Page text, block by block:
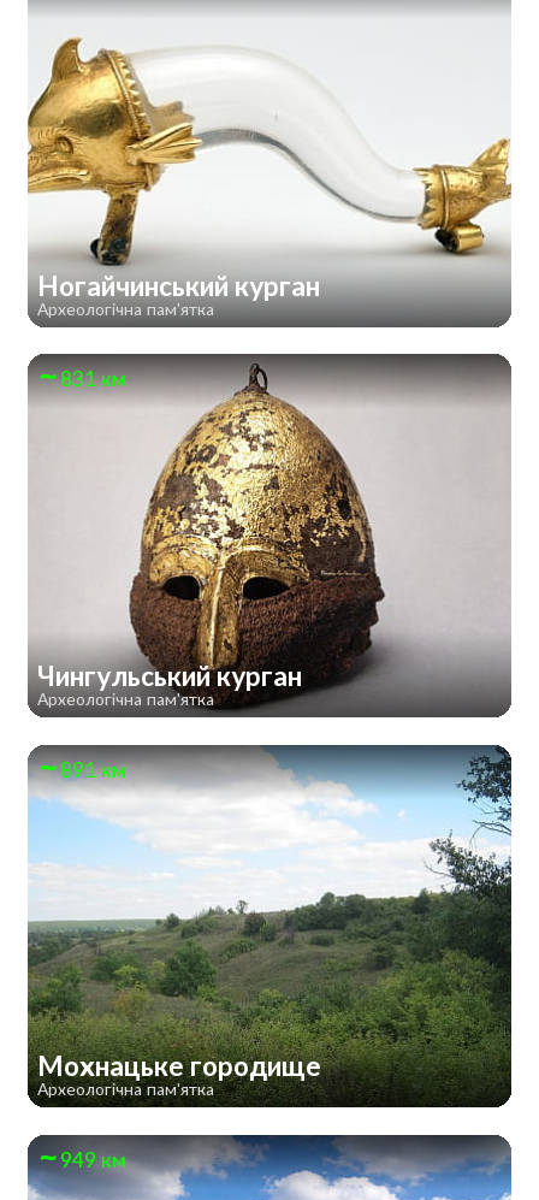
Ногайчинський курган
Археологічна пам'ятка
831 км
Чингульський курган
Археологічна пам'ятка
891 км
Мохнацьке городище
Археологічна пам'ятка
949 км